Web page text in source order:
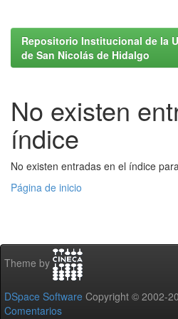
Repositorio Institucional de la
de San Nicolás de Hidalgo
No existen
índice
No existen entradas en el índice
Página de inicio
Theme by
DSpace Software Copyright © 2002-
Comentarios